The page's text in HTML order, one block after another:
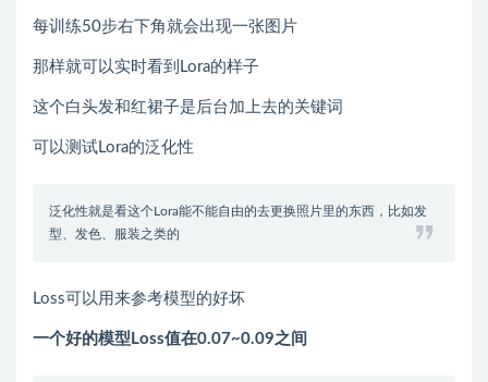
每训练50步右下角就会出现一张图片
那样就可以实时看到Lora的样子
这个白头发和红裙子是后台加上去的关键词
可以测试Lora的泛化性
泛化性就是看这个Lora能不能自由的去更换照片里的东西，比如发
型、发色、服装之类的
Loss可以用来参考模型的好坏
一个好的模型Loss值在0.07~0.09之间